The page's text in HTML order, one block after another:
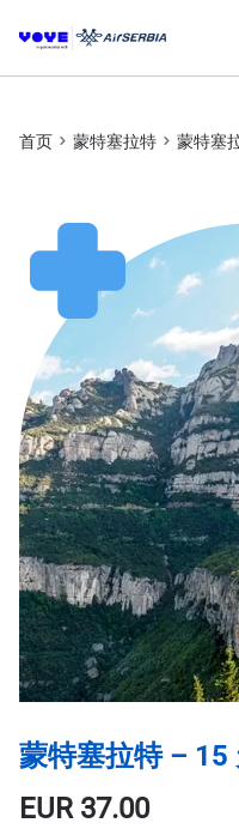
首页 蒙特塞拉特 蒙特塞
蒙特塞拉特 – 15
EUR37.00